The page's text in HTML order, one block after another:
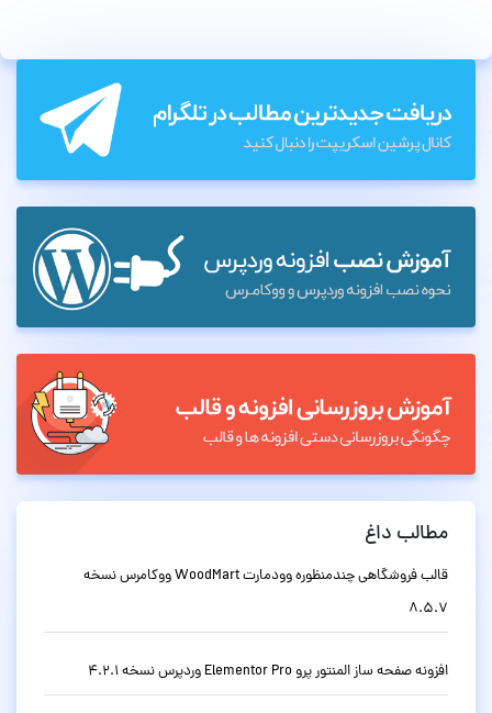
مطالب داغ
قالب فروشگاهی چندمنظوره وودمارت WoodMart ووکامرس نسخه
8.5.7
افزونه صفحه ساز المنتور پرو Elementor Pro وردپرس نسخه 4.2.1